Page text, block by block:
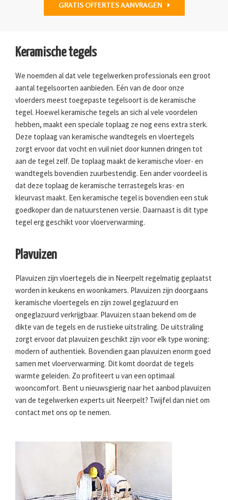
GRATIS OFFERTES AANVRAGEN
Keramische tegels
We noemden al dat vele tegelwerken professionals een groot
aantal tegelsoorten aanbieden. Eén van de door onze
vloerders meest toegepaste tegelsoort is de keramische
tegel. Hoewel keramische tegels an sich al vele voordelen
hebben, maakt een speciale toplaag ze nog eens extra sterk.
Deze toplaag van keramische wandtegels en vloertegels
zorgt ervoor dat vocht en vuil niet door kunnen dringen tot
aan de tegel zelf. De toplaag maakt de keramische vloer- en
wandtegels bovendien zuurbestendig. Een ander voordeel is
dat deze toplaag de keramische terrastegels kras- en
kleurvast maakt. Een keramische tegel is bovendien een stuk
goedkoper dan de natuurstenen versie. Daarnaast is dit type
tegel erg geschikt voor vloerverwarming.
Plavuizen
Plavuizen zijn vloertegels die in Neerpelt regelmatig geplaatst
worden in keukens en woonkamers. Plavuizen zijn doorgaans
keramische vloertegels en zijn zowel geglazuurd en
ongeglazuurd verkrijgbaar. Plavuizen staan bekend om de
dikte van de tegels en de rustieke uitstraling. De uitstraling
zorgt ervoor dat plavuizen geschikt zijn voor elk type woning:
modern of authentiek. Bovendien gaan plavuizen enorm goed
samen met vloerverwarming. Dit komt doordat de tegels
warmte geleiden. Zo profiteert u van een optimaal
wooncomfort. Bent u nieuwsgierig naar het aanbod plavuizen
van de tegelwerken experts uit Neerpelt? Twijfel dan niet om
contact met ons op te nemen.